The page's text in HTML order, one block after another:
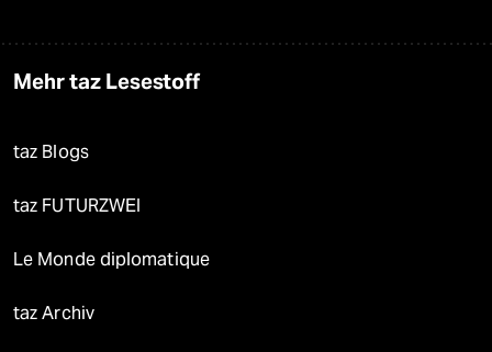
Mehr taz Lesestoff
taz Blogs
taz FUTURZWEI
Le Monde diplomatique
taz Archiv